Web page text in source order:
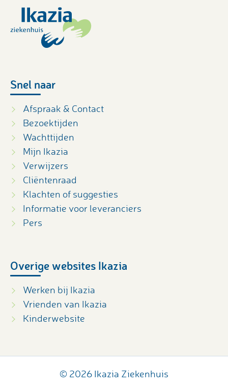
Snel naar
Afspraak & Contact
Bezoektijden
Wachttijden
Mijn Ikazia
Verwijzers
Cliëntenraad
Klachten of suggesties
Informatie voor leveranciers
Pers
Overige websites Ikazia
Werken bij Ikazia
Vrienden van Ikazia
Kinderwebsite
© 2026 Ikazia Ziekenhuis